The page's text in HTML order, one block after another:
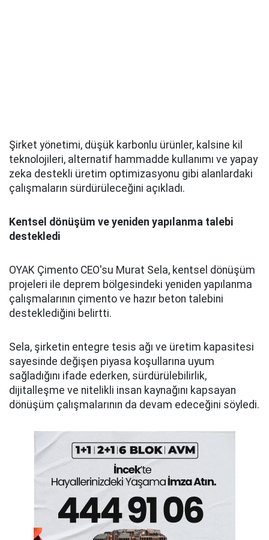
Şirket yönetimi, düşük karbonlu ürünler, kalsine kil
teknolojileri, alternatif hammadde kullanımı ve yapay
zeka destekli üretim optimizasyonu gibi alanlardaki
çalışmaların sürdürüleceğini açıkladı.
Kentsel dönüşüm ve yeniden yapılanma talebi
destekledi
OYAK Çimento CEO'su Murat Sela, kentsel dönüşüm
projeleri ile deprem bölgesindeki yeniden yapılanma
çalışmalarının çimento ve hazır beton talebini
desteklediğini belirtti.
Sela, şirketin entegre tesis ağı ve üretim kapasitesi
sayesinde değişen piyasa koşullarına uyum
sağladığını ifade ederken, sürdürülebilirlik,
dijitalleşme ve nitelikli insan kaynağını kapsayan
dönüşüm çalışmalarının da devam edeceğini söyledi.